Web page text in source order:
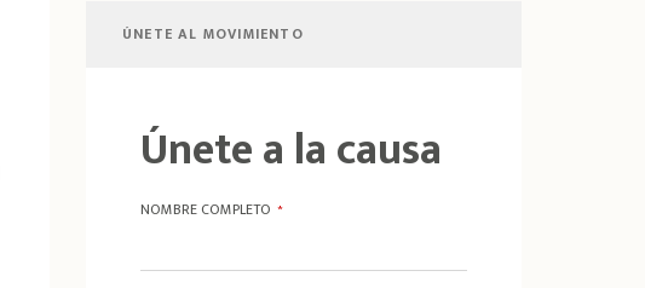
ÚNETE AL MOVIMIENTO
Únete a la causa
NOMBRE COMPLETO *